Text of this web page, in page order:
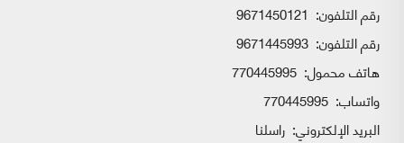
رقم التلفون: 9671450121
رقم التلفون: 9671445993
هاتف محمول: 770445995
واتساب:
البريد الإلكتروني: راسلنا